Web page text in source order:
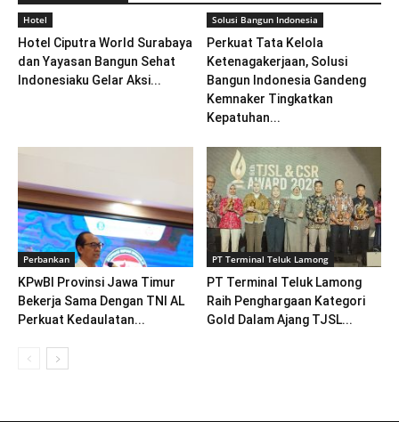
Hotel
Hotel Ciputra World Surabaya
dan Yayasan Bangun Sehat
Indonesiaku Gelar Aksi...
Solusi Bangun Indonesia
Perkuat Tata Kelola
Ketenagakerjaan, Solusi
Bangun Indonesia Gandeng
Kemnaker Tingkatkan
Kepatuhan...
Perbankan
KPwBI Provinsi Jawa Timur
Bekerja Sama Dengan TNI AL
Perkuat Kedaulatan...
PT Terminal Teluk Lamong
PT Terminal Teluk Lamong
Raih Penghargaan Kategori
Gold Dalam Ajang TJSL...